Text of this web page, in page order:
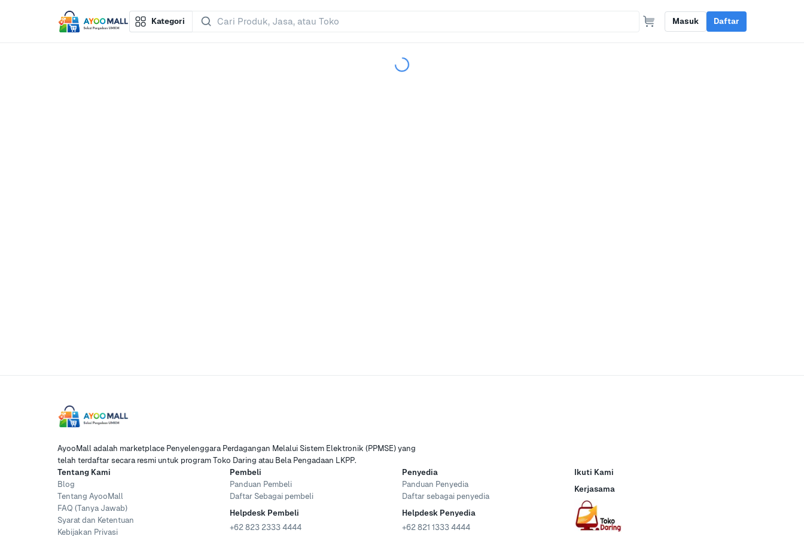
Kategori Masuk Daftar
AyooMall adalah marketplace Penyelenggara Perdagangan Melalui Sistem Elektronik (PPMSE) yang
telah terdaftar secara resmi untuk program Toko Daring atau Bela Pengadaan LKPP.
Tentang Kami
Blog
Tentang AyooMall
FAQ (Tanya Jawab)
Syarat dan Ketentuan
Kebijakan Privasi
Pembeli
Panduan Pembeli
Daftar Sebagai pembeli
Helpdesk Pembeli
+62 823 2333 4444
Penyedia
Panduan Penyedia
Daftar sebagai penyedia
Helpdesk Penyedia
+62 821 1333 4444
Ikuti Kami
Kerjasama